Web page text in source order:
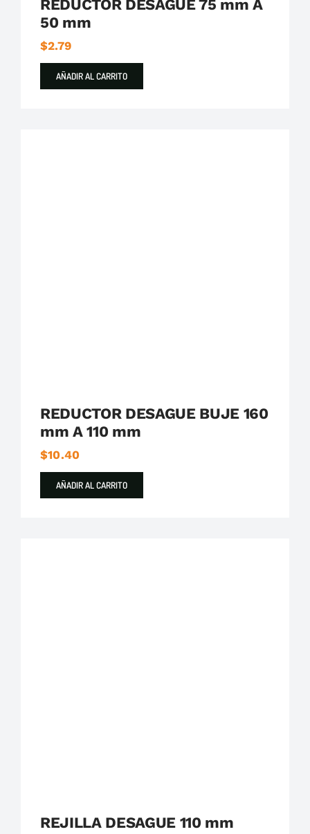
REDUCTOR DESAGUE 75 mm A
50 mm
$2.79
AÑADIR AL CARRITO
REDUCTOR DESAGUE BUJE 160
mm A 110 mm
$10.40
AÑADIR AL CARRITO
REJILLA DESAGUE 110 mm